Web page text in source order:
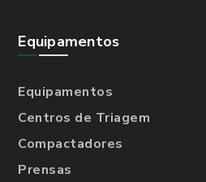
Equipamentos
Equipamentos
Centros de Triagem
Compactadores
Prensas